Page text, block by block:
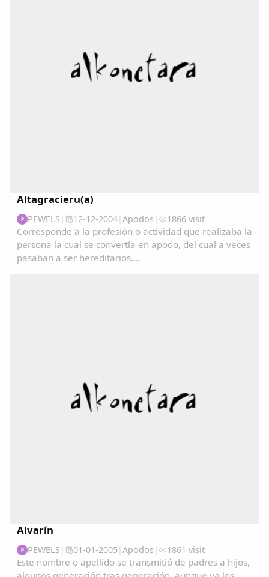
Altagracieru(a)
P PEWELS | 12-12-2004| Apodos | 1866 visit
Corresponde a la profesión o actividad que realizaba la
persona la cual se convertía en apodo, del cual a veces
pasaban a ser hereditarios....
Alvarín
P PEWELS | 01-01-2005| Apodos | 1861 visit
Este nombre o apellido se transmitió de padres a hijos,